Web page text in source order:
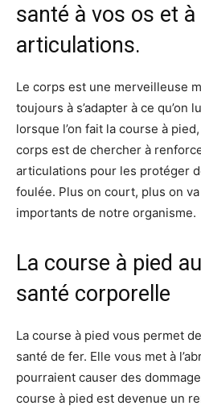
santé à vos os et à
articulations.
Le corps est une merveilleuse
toujours à s’adapter à ce qu’on
lorsque l’on fait la course à
corps est de chercher à
articulations pour les protéger
foulée. Plus on court, plus on
importants de notre organisme.
La course à pied
santé corporelle
La course à pied vous permet
santé de fer. Elle vous met à
pourraient causer des
course à pied est devenue un